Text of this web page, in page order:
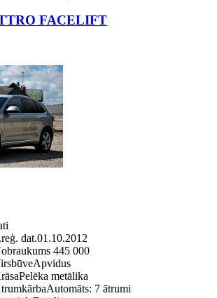
FACELIFT
dat.01.10.2012
445 000
Apvidus
Pelēka metālika
Automāts: 7 ātrumi